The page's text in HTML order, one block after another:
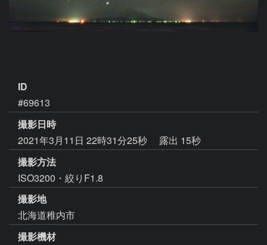
ID
#69613
撮影日時
2021年3月11日 22時31分25秒
露出 15秒
撮影方法
ISO3200・絞りF1.8
撮影地
北海道稚内市
撮影機材